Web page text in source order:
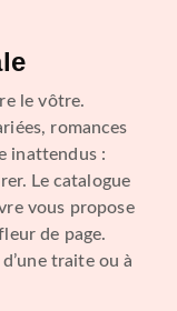
le vôtre.
romances
inattendus :
Le catalogue
vous propose
de page.
traite ou à